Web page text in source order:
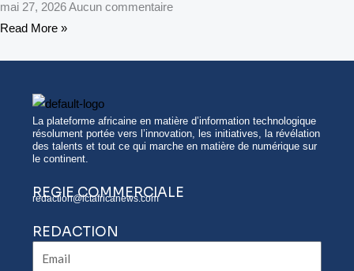
mai 27, 2026Aucun commentaire
Read More »
La plateforme africaine en matière d’information technologique
résolument portée vers l’innovation, les initiatives, la révélation
des talents et tout ce qui marche en matière de numérique sur
le continent.
REGIE COMMERCIALE
redaction@ictafricanews.com
REDACTION